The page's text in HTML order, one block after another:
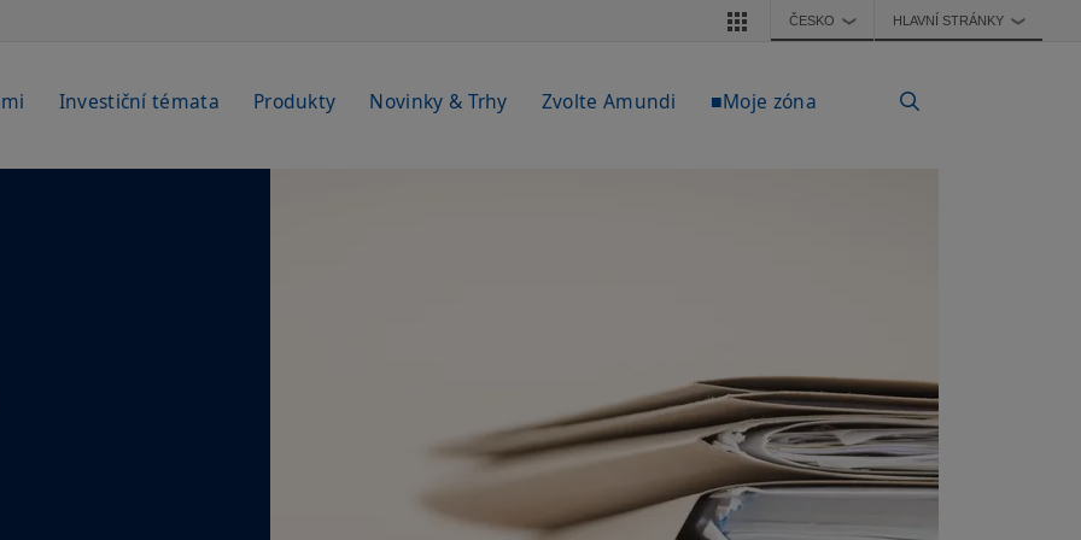
ČESKO ❯ HLAVNÍ STRÁNKY ❯
Investiční témata Produkty Novinky & Trhy Zvolte Amundi ■Moje zóna